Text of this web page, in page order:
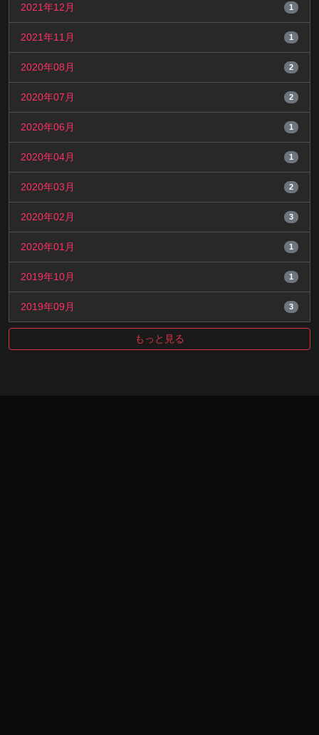
2021年12月 1
2021年11月 1
2020年08月 2
2020年07月 2
2020年06月 1
2020年04月 1
2020年03月 2
2020年02月 3
2020年01月 1
2019年10月 1
2019年09月 3
もっと見る